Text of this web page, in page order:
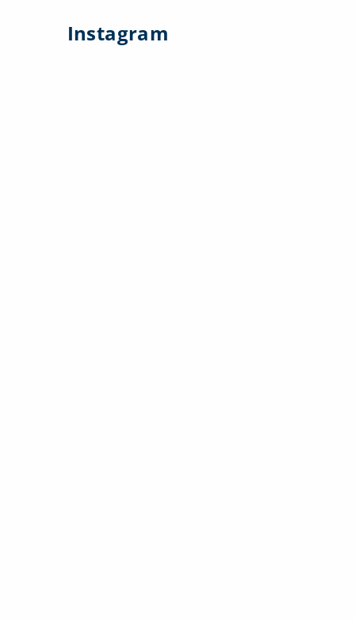
Instagram